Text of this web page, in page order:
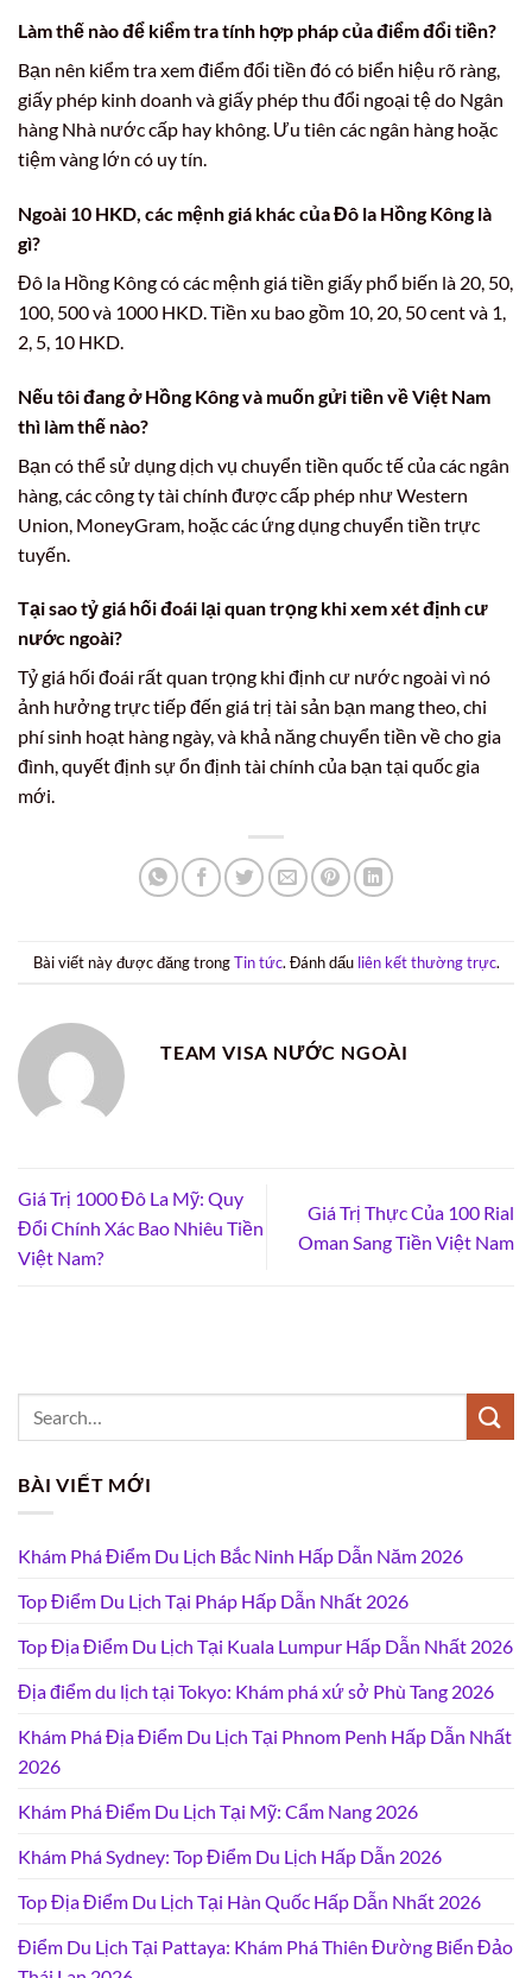
Làm thế nào để kiểm tra tính hợp pháp của điểm đổi tiền?
Bạn nên kiểm tra xem điểm đổi tiền đó có biển hiệu rõ ràng,
giấy phép kinh doanh và giấy phép thu đổi ngoại tệ do Ngân
hàng Nhà nước cấp hay không. Ưu tiên các ngân hàng hoặc
tiệm vàng lớn có uy tín.
Ngoài 10 HKD, các mệnh giá khác của Đô la Hồng Kông là
gì?
Đô la Hồng Kông có các mệnh giá tiền giấy phổ biến là 20, 50,
100, 500 và 1000 HKD. Tiền xu bao gồm 10, 20, 50 cent và 1,
2, 5, 10 HKD.
Nếu tôi đang ở Hồng Kông và muốn gửi tiền về Việt Nam
thì làm thế nào?
Bạn có thể sử dụng dịch vụ chuyển tiền quốc tế của các ngân
hàng, các công ty tài chính được cấp phép như Western
Union, MoneyGram, hoặc các ứng dụng chuyển tiền trực
tuyến.
Tại sao tỷ giá hối đoái lại quan trọng khi xem xét định cư
nước ngoài?
Tỷ giá hối đoái rất quan trọng khi định cư nước ngoài vì nó
ảnh hưởng trực tiếp đến giá trị tài sản bạn mang theo, chi
phí sinh hoạt hàng ngày, và khả năng chuyển tiền về cho gia
đình, quyết định sự ổn định tài chính của bạn tại quốc gia
mới.
Bài viết này được đăng trongTin tức. Đánh dấu liên kết thường trực.
TEAM VISA NƯỚC NGOÀI
Giá Trị 1000 Đô La Mỹ: Quy
Đổi Chính Xác Bao Nhiêu Tiền
Việt Nam?
Giá Trị Thực Của 100 Rial
Oman Sang Tiền Việt Nam
BÀI VIẾT MỚI
Khám Phá Điểm Du Lịch Bắc Ninh Hấp Dẫn Năm 2026
Top Điểm Du Lịch Tại Pháp Hấp Dẫn Nhất 2026
Top Địa Điểm Du Lịch Tại Kuala Lumpur Hấp Dẫn Nhất 2026
Địa điểm du lịch tại Tokyo: Khám phá xứ sở Phù Tang 2026
Khám Phá Địa Điểm Du Lịch Tại Phnom Penh Hấp Dẫn Nhất
2026
Khám Phá Điểm Du Lịch Tại Mỹ: Cẩm Nang 2026
Khám Phá Sydney: Top Điểm Du Lịch Hấp Dẫn 2026
Top Địa Điểm Du Lịch Tại Hàn Quốc Hấp Dẫn Nhất 2026
Điểm Du Lịch Tại Pattaya: Khám Phá Thiên Đường Biển Đảo